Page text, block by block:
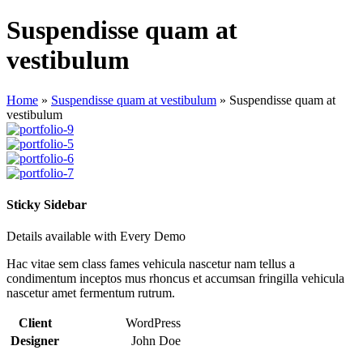
Suspendisse quam at
vestibulum
Home » Suspendisse quam at vestibulum » Suspendisse quam at
vestibulum
Sticky Sidebar
Details available with Every Demo
Hac vitae sem class fames vehicula nascetur nam tellus a
condimentum inceptos mus rhoncus et accumsan fringilla vehicula
nascetur amet fermentum rutrum.
Client
WordPress
Designer
John Doe